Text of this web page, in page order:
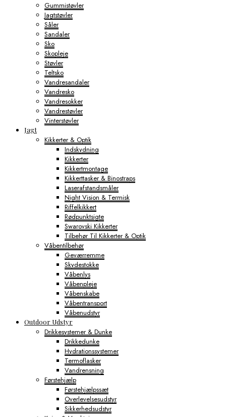
Gummistøvler
Jagtstøvler
Såler
Sandaler
Sko
Skopleje
Støvler
Teltsko
Vandresandaler
Vandresko
Vandresokker
Vandrestøvler
Vinterstøvler
Jagt
Kikkerter & Optik
Indskydning
Kikkerter
Kikkertmontage
Kikkerttasker & Binostraps
Laserafstandsmåler
Night Vision & Termisk
Riffelkikkert
Rødpunktsigte
Swarovski Kikkerter
Tilbehør Til Kikkerter & Optik
Våbentilbehør
Geværremme
Skydestokke
Våbenlys
Våbenpleje
Våbenskabe
Våbentransport
Våbenudstyr
Outdoor Udstyr
Drikkesystemer & Dunke
Drikkedunke
Hydrationssystemer
Termoflasker
Vandrensning
Førstehjælp
Førstehjælpssæt
Overlevelsesudstyr
Sikkerhedsudstyr